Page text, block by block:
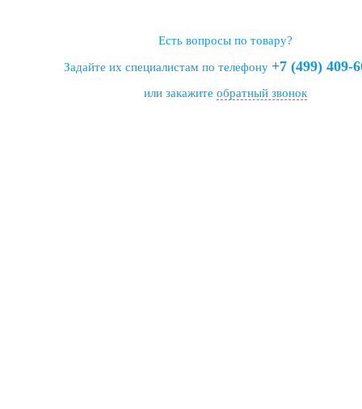
Есть вопросы по товару?
Задайте их специалистам по телефону +7 (499) 409-
или закажите обратный звонок